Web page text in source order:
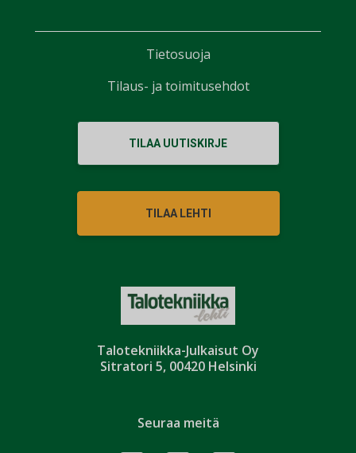
Talotekniikka-Julkaisut Oy
Sitratori 5, 00420 Helsinki
TILAA UUTISKIRJE
TILAA LEHTI
Seuraa meitä
Tietosuoja
Tilaus- ja toimitusehdot